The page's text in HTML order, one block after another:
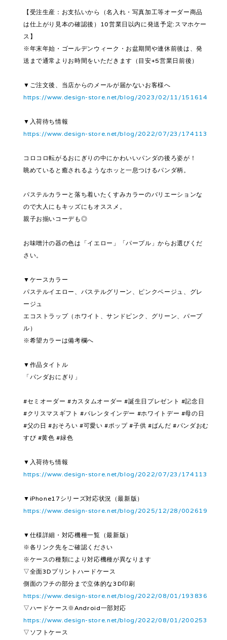
【受注生産：お支払いから（名入れ・写真加工等オーダー商品
は仕上がり見本の確認後）10営業日以内に発送予定:スマホケー
ス】
※年末年始・ゴールデンウィーク・お盆期間や連休前後は、発
送まで通常よりお時間をいただきます（目安+5営業日前後）
▼ご注文後、当店からのメールが届かないお客様へ
https://www.design-store.net/blog/2023/02/11/151614
▼入荷待ち情報
https://www.design-store.net/blog/2022/07/23/174113
コロコロ転がるおにぎりの中にかわいいパンダの後ろ姿が！
眺めていると癒されるようなホッと一息つけるパンダ柄。
パステルカラーと落ち着いたくすみカラーのバリエーションな
ので大人にもキッズにもオススメ。
親子お揃いコーデも◎
お味噌汁の器の色は「イエロー」「パープル」からお選びくだ
さい。
▼ケースカラー
パステルイエロー、パステルグリーン、ピンクベージュ、グレ
ージュ
エコストラップ（ホワイト、サンドピンク、グリーン、パープ
ル）
※希望カラーは備考欄へ
▼作品タイトル
「パンダおにぎり」
#セミオーダー #カスタムオーダー #誕生日プレゼント #記念日
#クリスマスギフト #バレンタインデー #ホワイトデー #母の日
#父の日 #おそろい #可愛い #ポップ #子供 #ぱんだ #パンダおむ
すび #黄色 #緑色
▼入荷待ち情報
https://www.design-store.net/blog/2022/07/23/174113
▼iPhone17シリーズ対応状況（最新版）
https://www.design-store.net/blog/2025/12/28/002619
▼仕様詳細・対応機種一覧（最新版）
※各リンク先をご確認ください
※ケースの種類により対応機種が異なります
▽全面3Dプリントハードケース
側面のフチの部分まで立体的な3D印刷
https://www.design-store.net/blog/2022/08/01/193836
▽ハードケース※Android一部対応
https://www.design-store.net/blog/2022/08/01/200253
▽ソフトケース